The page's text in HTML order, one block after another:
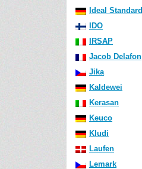
Ideal Standard
IDO
IRSAP
Jacob Delafon
Jika
Kaldewei
Kerasan
Keuco
Kludi
Laufen
Lemark